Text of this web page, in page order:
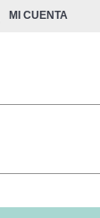
MI CUENTA